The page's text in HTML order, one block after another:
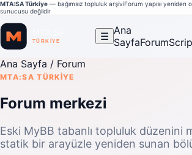
MTA:SA Türkiye — bağımsız topluluk arşiviForum yapısı yeniden
sunucusu değildir
☰ Ana
SayfaForum
Ana Sayfa / Forum
MTA:SA TÜRKIYE
Forum merkezi
Eski MyBB tabanlı topluluk düzenini
statik bir arayüzle yeniden sunan